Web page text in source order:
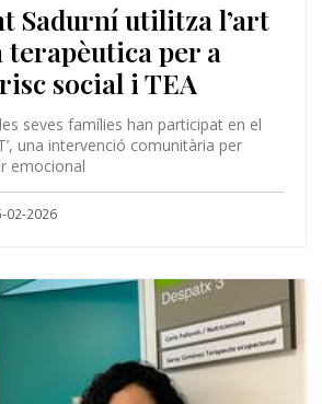
Sadurní utilitza l’art
terapèutica per a
social i TEA
seves famílies han participat en el
una intervenció comunitària per
emocional
02-2026